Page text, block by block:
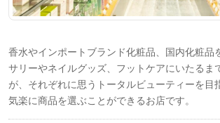
香水やインポートブランド化粧品、国内化粧品
サリーやネイルグッズ、フットケアにいたるま
が、それぞれに思うトータルビューティーを目
気楽に商品を選ぶことができるお店です。